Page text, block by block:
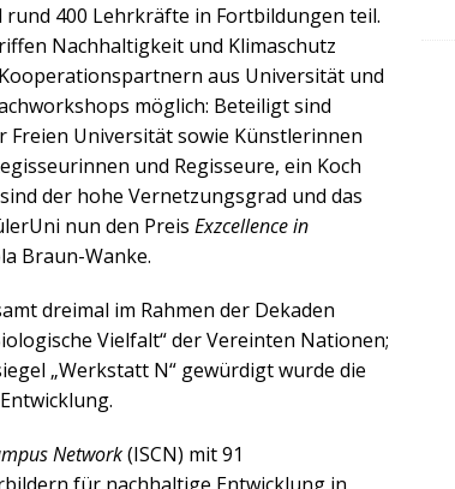
400 Lehrkräfte in Fortbildungen teil.
Nachhaltigkeit und Klimaschutz
aus Universität und
möglich: Beteiligt sind
Universität sowie Künstlerinnen
und Regisseure, ein Koch
der hohe Vernetzungsgrad und das
nun den Preis Exzcellence in
Braun-Wanke.
dreimal im Rahmen der Dekaden
Vielfalt“ der Vereinten Nationen;
„Werkstatt N“ gewürdigt wurde die
Network(ISCN) mit 91